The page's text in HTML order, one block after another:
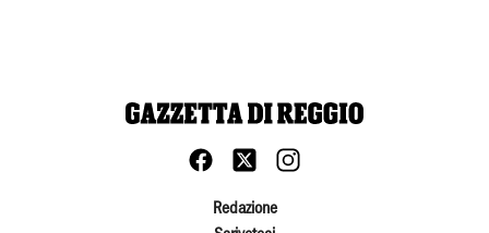
Redazione